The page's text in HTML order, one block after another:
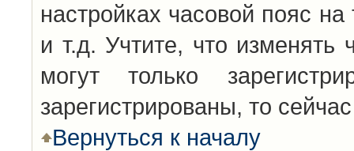
настройках часовой пояс
и т.д. Учтите, что изменять
могут только
зарегистрированы, то
Вернуться к началу